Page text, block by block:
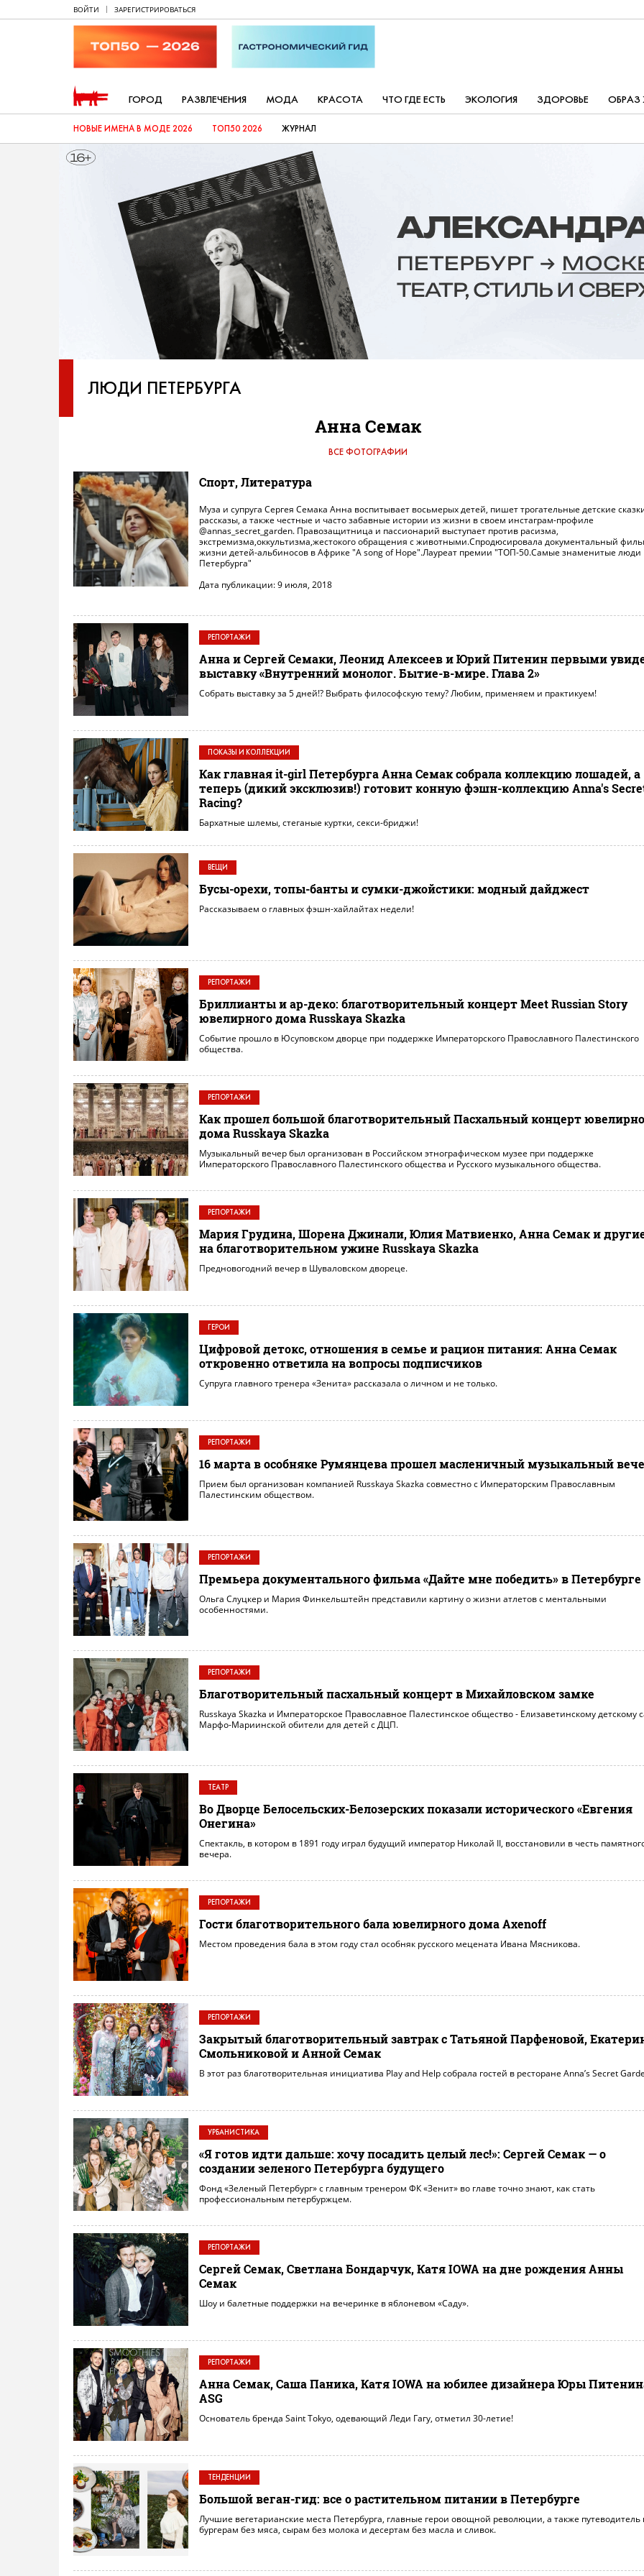
ВОЙТИ ЗАРЕГИСТРИРОВАТЬСЯ
ГОРОД РАЗВЛЕЧЕНИЯ МОДА КРАСОТА ЧТО ГДЕ ЕСТЬ ЭКОЛОГИЯ ЗДОРОВЬЕ
НОВЫЕ ИМЕНА В МОДЕ 2026 ТОП50 2026 ЖУРНАЛ
ЛЮДИ ПЕТЕРБУРГА
Анна Семак
ВСЕ ФОТОГРАФИИ
Спорт, Литература
Муза и супруга Сергея Семака Анна воспитывает восьмерых детей, пишет трогательные детские
рассказы, а также честные и часто забавные истории из жизни в своем инстаграм-профиле
@annas_secret_garden. Правозащитница и пассионарий выступает против расизма,
экстремизма,оккультизма,жестокого обращения с животными.Спродюсировала документальный
жизни детей-альбиносов в Африке "A song of Hope".Лауреат премии "ТОП-50.Самые знаменитые люди
Петербурга"
Дата публикации: 9 июля, 2018
РЕПОРТАЖИ
Анна и Сергей Семаки, Леонид Алексеев и Юрий Питенин первыми
выставку «Внутренний монолог. Бытие-в-мире. Глава 2»
Собрать выставку за 5 дней!? Выбрать философскую тему? Любим, применяем и практикуем!
ПОКАЗЫ И КОЛЛЕКЦИИ
Как главная it-girl Петербурга Анна Семак собрала коллекцию лошадей, а
теперь (дикий эксклюзив!) готовит конную фэшн-коллекцию Anna's
Racing?
Бархатные шлемы, стеганые куртки, секси-бриджи!
ВЕЩИ
Бусы-орехи, топы-банты и сумки-джойстики: модный дайджест
Рассказываем о главных фэшн-хайлайтах недели!
РЕПОРТАЖИ
Бриллианты и ар-деко: благотворительный концерт Meet Russian Story
ювелирного дома Russkaya Skazka
Событие прошло в Юсуповском дворце при поддержке Императорского Православного Палестинского
общества.
РЕПОРТАЖИ
Как прошел большой благотворительный Пасхальный концерт
дома Russkaya Skazka
Музыкальный вечер был организован в Российском этнографическом музее при поддержке
Императорского Православного Палестинского общества и Русского музыкального общества.
РЕПОРТАЖИ
Мария Грудина, Шорена Джинали, Юлия Матвиенко, Анна Семак и
на благотворительном ужине Russkaya Skazka
Предновогодний вечер в Шуваловском двореце.
ГЕРОИ
Цифровой детокс, отношения в семье и рацион питания: Анна Семак
откровенно ответила на вопросы подписчиков
Супруга главного тренера «Зенита» рассказала о личном и не только.
РЕПОРТАЖИ
16 марта в особняке Румянцева прошел масленичный музыкальный
Прием был организован компанией Russkaya Skazka совместно с Императорским Православным
Палестинским обществом.
РЕПОРТАЖИ
Премьера документального фильма «Дайте мне победить» в Петербурге
Ольга Слуцкер и Мария Финкельштейн представили картину о жизни атлетов с ментальными
особенностями.
РЕПОРТАЖИ
Благотворительный пасхальный концерт в Михайловском замке
Russkaya Skazka и Императорское Православное Палестинское общество - Елизаветинскому детскому
Марфо-Мариинской обители для детей с ДЦП.
ТЕАТР
Во Дворце Белосельских-Белозерских показали исторического «Евгения
Онегина»
Спектакль, в котором в 1891 году играл будущий император Николай II, восстановили в честь
вечера.
РЕПОРТАЖИ
Гости благотворительного бала ювелирного дома Axenoff
Местом проведения бала в этом году стал особняк русского мецената Ивана Мясникова.
РЕПОРТАЖИ
Закрытый благотворительный завтрак с Татьяной Парфеновой,
Смольниковой и Анной Семак
В этот раз благотворительная инициатива Play and Help собрала гостей в ресторане Anna’s Secret
УРБАНИСТИКА
«Я готов идти дальше: хочу посадить целый лес!»: Сергей Семак — о
создании зеленого Петербурга будущего
Фонд «Зеленый Петербург» с главным тренером ФК «Зенит» во главе точно знают, как стать
профессиональным петербуржцем.
РЕПОРТАЖИ
Сергей Семак, Светлана Бондарчук, Катя IOWA на дне рождения Анны
Семак
Шоу и балетные поддержки на вечеринке в яблоневом «Саду».
РЕПОРТАЖИ
Анна Семак, Саша Паника, Катя IOWA на юбилее дизайнера Юры
ASG
Основатель бренда Saint Tokyo, одевающий Леди Гагу, отметил 30-летие!
ТЕНДЕНЦИИ
Большой веган-гид: все о растительном питании в Петербурге
Лучшие вегетарианские места Петербурга, главные герои овощной революции, а также путеводитель
бургерам без мяса, сырам без молока и десертам без масла и сливок.